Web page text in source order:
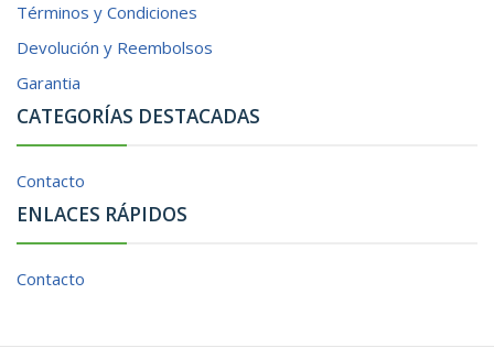
Términos y Condiciones
Devolución y Reembolsos
Garantia
CATEGORÍAS DESTACADAS
Contacto
ENLACES RÁPIDOS
Contacto